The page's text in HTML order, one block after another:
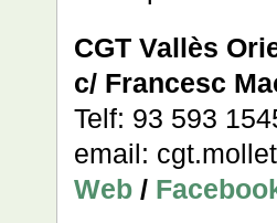
CGT Vallès
c/ Francesc
Telf: 93 593
email:
Web /